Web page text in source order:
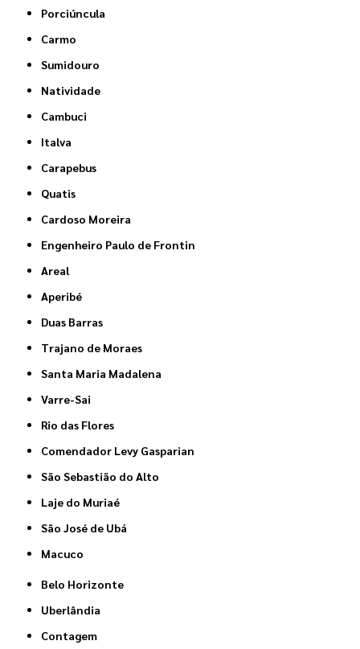
Porciúncula
Carmo
Sumidouro
Natividade
Cambuci
Italva
Carapebus
Quatis
Cardoso Moreira
Engenheiro Paulo de Frontin
Areal
Aperibé
Duas Barras
Trajano de Moraes
Santa Maria Madalena
Varre-Sai
Rio das Flores
Comendador Levy Gasparian
São Sebastião do Alto
Laje do Muriaé
São José de Ubá
Macuco
Belo Horizonte
Uberlândia
Contagem